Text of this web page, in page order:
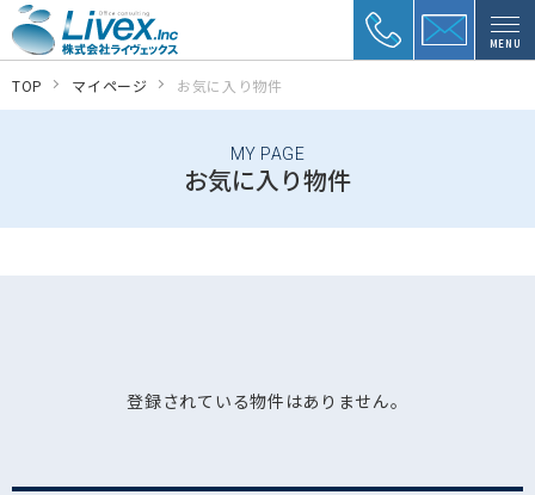
MENU
TOP マイページ お気に入り物件
MY PAGE
お気に入り物件
登録されている物件はありません。